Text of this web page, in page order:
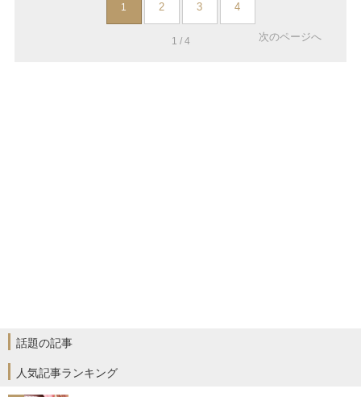
1 2 3 4
1 / 4 次のページへ
話題の記事
人気記事ランキング